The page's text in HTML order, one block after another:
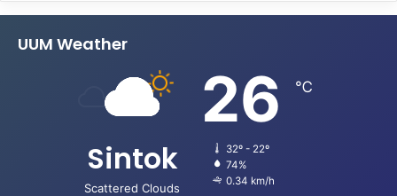
UUM Weather
Sintok
Scattered Clouds
26 ℃
32º - 22º
74%
0.34 km/h